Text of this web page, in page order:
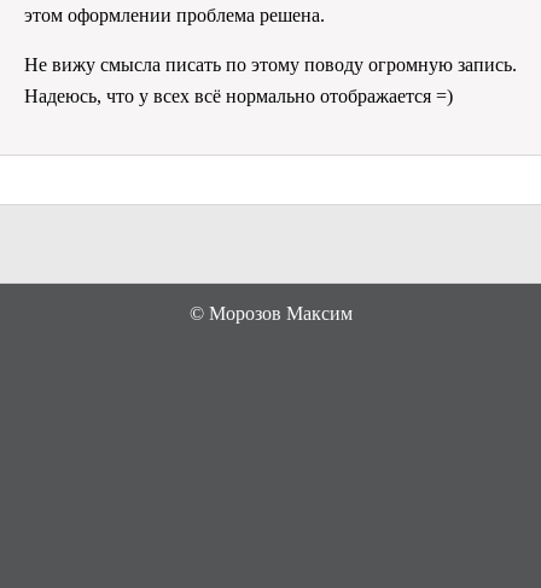
этом оформлении проблема решена.
Не вижу смысла писать по этому поводу огромную запись.
Надеюсь, что у всех всё нормально отображается =)
© Морозов Максим